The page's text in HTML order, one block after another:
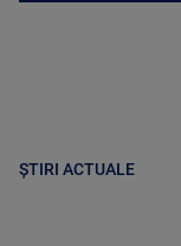
ȘTIRI ACTUALE